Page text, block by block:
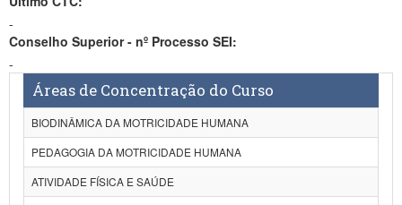
-
Conselho Superior - nº Processo SEI:
-
Áreas de Concentração do Curso
BIODINÂMICA DA MOTRICIDADE HUMANA
PEDAGOGIA DA MOTRICIDADE HUMANA
ATIVIDADE FÍSICA E SAÚDE